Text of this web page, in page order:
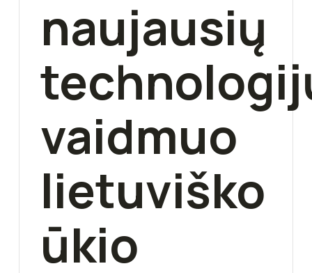
naujausių
vaidmuo
lietuviško
ūkio